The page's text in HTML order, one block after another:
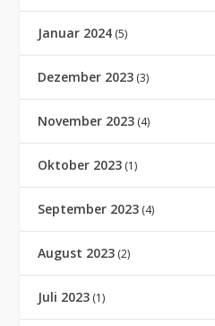
Januar 2024 (5)
Dezember 2023 (3)
November 2023 (4)
Oktober 2023 (1)
September 2023 (4)
August 2023 (2)
Juli 2023 (1)